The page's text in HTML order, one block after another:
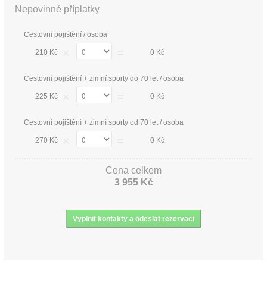
Nepovinné příplatky
Cestovní pojištění / osoba
210 Kč 0 Kč
Cestovní pojištění + zimní sporty do 70 let / osoba
225 Kč 0 Kč
Cestovní pojištění + zimní sporty od 70 let / osoba
270 Kč 0 Kč
Cena celkem
3 955 Kč